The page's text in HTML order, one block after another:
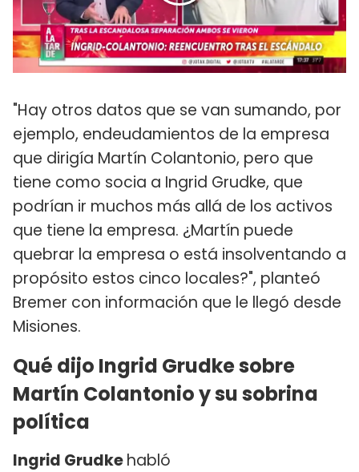
"Hay otros datos que se van sumando, por
ejemplo, endeudamientos de la empresa
que dirigía Martín Colantonio, pero que
tiene como socia a Ingrid Grudke, que
podrían ir muchos más allá de los activos
que tiene la empresa. ¿Martín puede
quebrar la empresa o está insolventando a
propósito estos cinco locales?", planteó
Bremer con información que le llegó desde
Misiones.
Qué dijo Ingrid Grudke sobre
Martín Colantonio y su sobrina
política
Ingrid Grudkehabló